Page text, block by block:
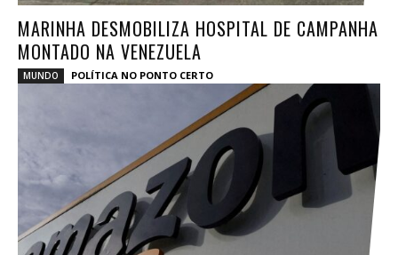
MARINHA DESMOBILIZA HOSPITAL DE CAMPANHA
MONTADO NA VENEZUELA
MUNDO POLÍTICA NO PONTO CERTO